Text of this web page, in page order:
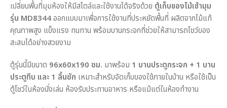
เปลี่ยนพื้นที่มุมห้องให้มีสไตล์และใช้งานได้จริงด้วย ตู้เก็บของไม้เข้ามุม
รุ่น MD8344ออกแบบมาเพื่อการใช้งานที่ประหยัดพื้นที่ ผลิตจากไม้แท้
คุณภาพสูง แข็งแรง ทนทาน พร้อมบานกระจกที่ช่วยให้สามารถโชว์ของ
สะสมได้อย่างสวยงาม
ตู้รุ่นนี้มีขนาด 96x60x190 ซม. มาพร้อม 1 บานประตูกระจก + 1 บาน
ประตูทึบ และ 1 ลิ้นชัก เหมาะสำหรับจัดเก็บของใช้ภายในบ้าน หรือใช้เป็น
ตู้โชว์ในห้องนั่งเล่น ห้องรับประทานอาหาร หรือแม้แต่ในห้องทำงาน